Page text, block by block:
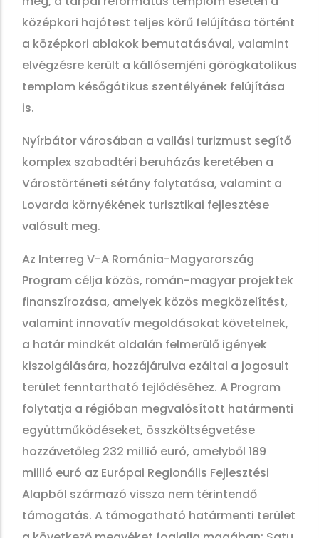
középkori hajótest teljes körű felújítása történt
a középkori ablakok bemutatásával, valamint
elvégzésre került a kállósemjéni görögkatolikus
templom későgótikus szentélyének felújítása
is.
Nyírbátor városában a vallási turizmust segítő
komplex szabadtéri beruházás keretében a
Várostörténeti sétány folytatása, valamint a
Lovarda környékének turisztikai fejlesztése
valósult meg.
Az Interreg V-A Románia-Magyarország
Program célja közös, román-magyar projektek
finanszírozása, amelyek közös megközelítést,
valamint innovatív megoldásokat követelnek,
a határ mindkét oldalán felmerülő igények
kiszolgálására, hozzájárulva ezáltal a jogosult
terület fenntartható fejlődéséhez. A Program
folytatja a régióban megvalósított határmenti
együttműködéseket, összköltségvetése
hozzávetőleg 232 millió euró, amelyből 189
millió euró az Európai Regionális Fejlesztési
Alapból származó vissza nem térintendő
támogatás. A támogatható határmenti terület